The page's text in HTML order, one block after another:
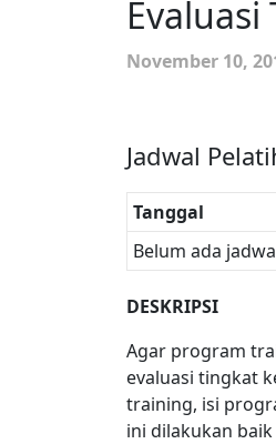
Evaluasi
November 10,
Jadwal
Tanggal
Belum ada
DESKRIPSI
Agar program
evaluasi tingkat
training, isi
ini dilakukan